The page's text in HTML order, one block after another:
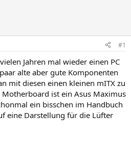
#1
Jahren mal wieder einen PC
alte aber gute Komponenten
mit diesen einen kleinen mITX zu
ist ein Asus Maximus
ein bisschen im Handbuch
eine Darstellung für die Lüfter